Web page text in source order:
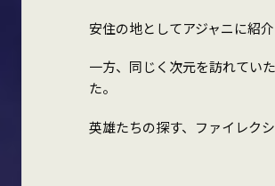
安住の地としてアジャニに紹
一方、同じく次元を訪れてい
た。
英雄たちの探す、ファイレク